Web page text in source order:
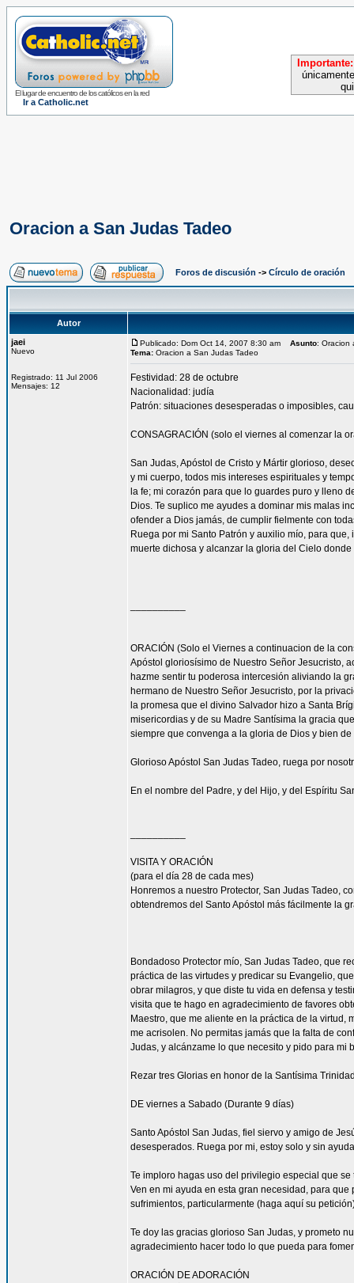
El lugar de encuentro de los católicos en la red
Ir a Catholic.net
Importante:
Oracion a San Judas Tadeo
Foros de discusión -> Círculo de oración
Autor
jaei
Nuevo
Registrado: 11 Jul 2006
Mensajes: 12
Publicado: Dom Oct 14, 2007 8:30 am Asunto: Oracion
Tema: Oracion a San Judas Tadeo
Festividad: 28 de octubre
Nacionalidad: judía
Patrón: situaciones desesperadas o imposibles,
CONSAGRACIÓN (solo el viernes al comenzar la
San Judas, Apóstol de Cristo y Mártir glorioso,
y mi cuerpo, todos mis intereses espirituales y
la fe; mi corazón para que lo guardes puro y lleno
Dios. Te suplico me ayudes a dominar mis malas
ofender a Dios jamás, de cumplir fielmente con
Ruega por mi Santo Patrón y auxilio mío, para
muerte dichosa y alcanzar la gloria del Cielo
ORACIÓN (Solo el Viernes a continuacion de la
Apóstol gloriosísimo de Nuestro Señor Jesucristo,
hazme sentir tu poderosa intercesión aliviando la
hermano de Nuestro Señor Jesucristo, por la
la promesa que el divino Salvador hizo a Santa
misericordias y de su Madre Santísima la gracia
siempre que convenga a la gloria de Dios y bien de
Glorioso Apóstol San Judas Tadeo, ruega por
En el nombre del Padre, y del Hijo, y del Espíritu
VISITA Y ORACIÓN
(para el día 28 de cada mes)
Honremos a nuestro Protector, San Judas Tadeo,
obtendremos del Santo Apóstol más fácilmente la
Bondadoso Protector mío, San Judas Tadeo, que
práctica de las virtudes y predicar su Evangelio,
obrar milagros, y que diste tu vida en defensa y
visita que te hago en agradecimiento de favores
Maestro, que me aliente en la práctica de la
me acrisolen. No permitas jamás que la falta de
Judas, y alcánzame lo que necesito y pido para mi
Rezar tres Glorias en honor de la Santísima
DE viernes a Sabado (Durante 9 días)
Santo Apóstol San Judas, fiel siervo y amigo de
desesperados. Ruega por mi, estoy solo y sin
Te imploro hagas uso del privilegio especial que
Ven en mi ayuda en esta gran necesidad, para
sufrimientos, particularmente (haga aquí su
Te doy las gracias glorioso San Judas, y prometo
agradecimiento hacer todo lo que pueda para
ORACIÓN DE ADORACIÓN